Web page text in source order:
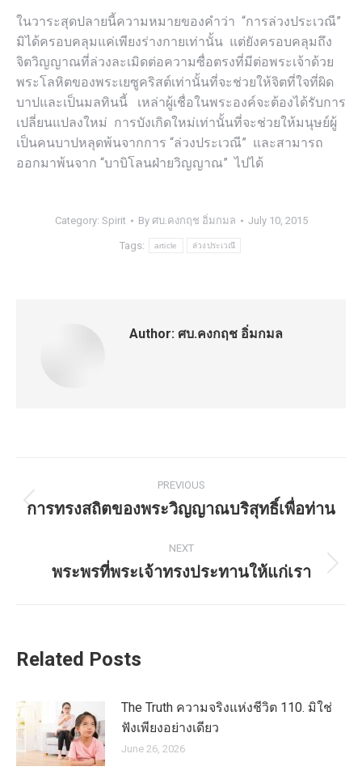
ในวาระสุดปลายนี้ความหมายของคำว่า “การล่วงประเวณี”
มิได้ครอบคลุมแค่เพียงร่างกายเท่านั้น แต่ยังครอบคลุมถึง
จิตวิญญาณที่ล่วงละเมิดต่อความซื่อตรงที่มีต่อพระเจ้าด้วย
พระโลหิตของพระเยซูคริสต์เท่านั้นที่จะช่วยให้จิตที่ใจที่ผิด
บาปและเป็นมลทินนี้ เหล่าผู้เชื่อในพระองค์จะต้องได้รับการ
เปลี่ยนแปลงใหม่ การบังเกิดใหม่เท่านั้นที่จะช่วยให้มนุษย์ผู้
เป็นคนบาปหลุดพ้นจากการ “ล่วงประเวณี” และสามารถ
ออกมาพ้นจาก “บาบิโลนฝ่ายวิญญาณ” ไปได้
Category: Spirit By ศบ.คงกฤช อิ่มกมล July 10, 2015
Tags: article ล่วงประเวณี
Author: ศบ.คงกฤช อิ่มกมล
navigation
PREVIOUS
Previous
การทรงสถิตของพระวิญญาณบริสุทธิ์เพื่อท่าน
NEXT
Next
พระพรที่พระเจ้าทรงประทานให้แก่เรา
Related Posts
The Truth ความจริงแห่งชีวิต 110. มิใช่
ฟังเพียงอย่างเดียว
June 26, 2026